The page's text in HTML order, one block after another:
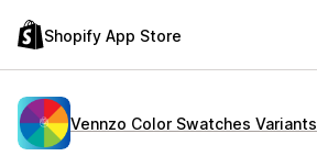
Shopify App Store
Vennzo Color Swatches Variants